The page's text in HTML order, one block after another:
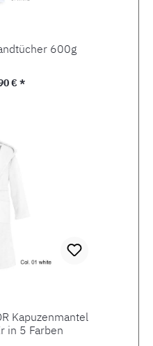
600g
Preis:
€ *
Kapuzenmantel
in 5 Farben